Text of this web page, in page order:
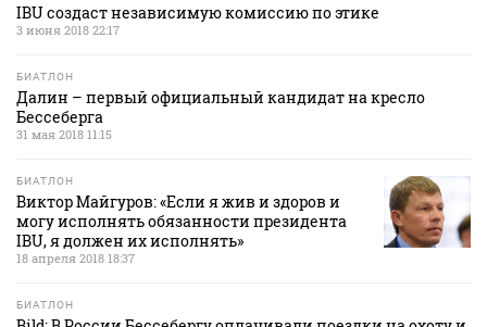
IBU создаст независимую комиссию по этике
3 июня 2018 22:17
БИАТЛОН
Далин – первый официальный кандидат на кресло
Бессеберга
31 мая 2018 11:15
БИАТЛОН
Виктор Майгуров: «Если я жив и здоров и
могу исполнять обязанности президента
IBU, я должен их исполнять»
18 апреля 2018 18:37
БИАТЛОН